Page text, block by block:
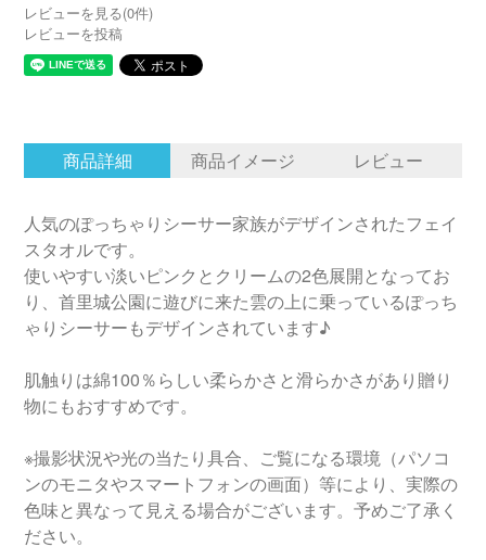
レビューを見る(0件)
レビューを投稿
商品詳細 商品イメージ レビュー
人気のぽっちゃりシーサー家族がデザインされたフェイ
スタオルです。
使いやすい淡いピンクとクリームの2色展開となってお
り、首里城公園に遊びに来た雲の上に乗っているぽっち
ゃりシーサーもデザインされています♪
肌触りは綿100％らしい柔らかさと滑らかさがあり贈り
物にもおすすめです。
※撮影状況や光の当たり具合、ご覧になる環境（パソコ
ンのモニタやスマートフォンの画面）等により、実際の
色味と異なって見える場合がございます。予めご了承く
ださい。